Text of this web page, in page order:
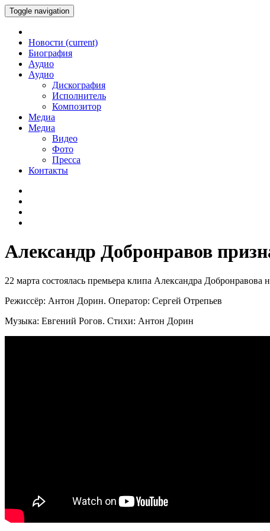
Toggle navigation
Новости (current)
Биография
Аудио
Аудио
Дискография
Исполнитель
Композитор
Медиа
Медиа
Видео
Фото
Пресса
Контакты
Александр Добронравов
22 марта состоялась премьера клипа Александра
Режиссёр: Антон Дорин. Оператор: Сергей Отрепьев
Музыка: Евгений Рогов. Стихи: Антон Дорин